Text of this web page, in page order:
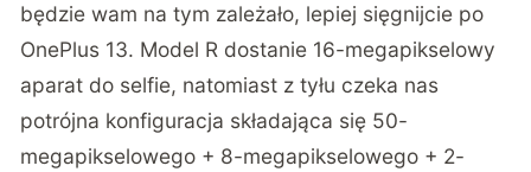
będzie wam na tym zależało, lepiej sięgnijcie po
OnePlus 13. Model R dostanie 16-megapikselowy
aparat do selfie, natomiast z tyłu czeka nas
potrójna konfiguracja składająca się 50-
megapikselowego + 8-megapikselowego + 2-